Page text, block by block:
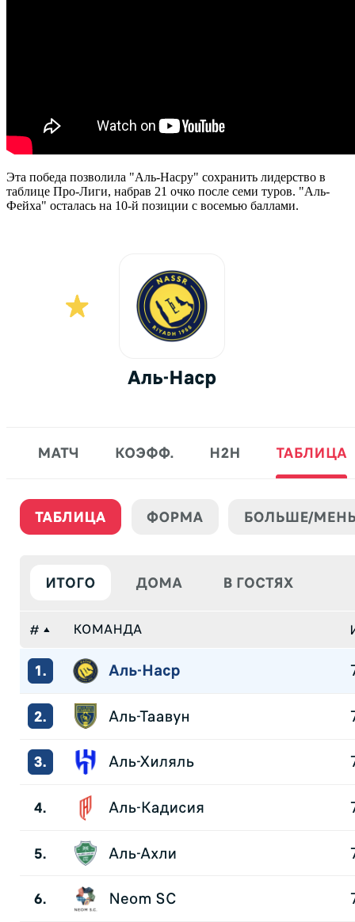
Эта победа позволила "Аль-Насру" сохранить лидерство в
таблице Про-Лиги, набрав 21 очко после семи туров. "Аль-
Фейха" осталась на 10-й позиции с восемью баллами.